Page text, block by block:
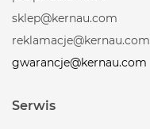
sklep@kernau.com
reklamacje@kernau.com
gwarancje@kernau.com
Serwis